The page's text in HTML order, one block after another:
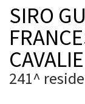
SIRO
241^